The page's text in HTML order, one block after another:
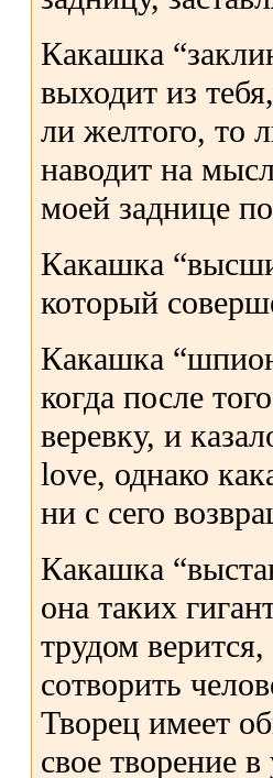
Какашка
выходит из
ли желтого, то
наводит на
моей заднице
Какашка
который
Какашка
когда после
веревку, и
love, однако
ни с сего
Какашка
она таких
трудом
сотворить
Творец имеет
свое творение